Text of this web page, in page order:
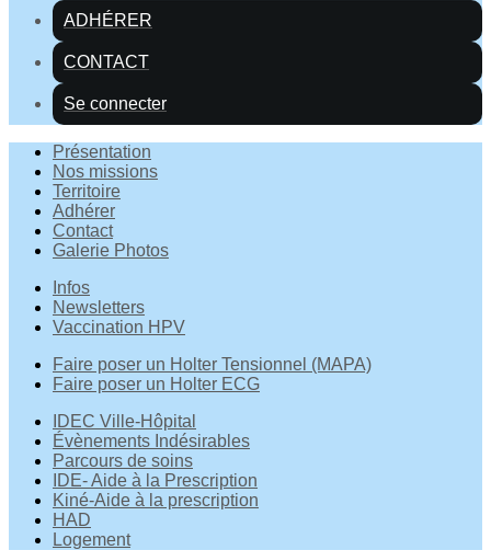
ADHÉRER
CONTACT
Se connecter
Présentation
Nos missions
Territoire
Adhérer
Contact
Galerie Photos
Infos
Newsletters
Vaccination HPV
Faire poser un Holter Tensionnel (MAPA)
Faire poser un Holter ECG
IDEC Ville-Hôpital
Évènements Indésirables
Parcours de soins
IDE- Aide à la Prescription
Kiné-Aide à la prescription
HAD
Logement